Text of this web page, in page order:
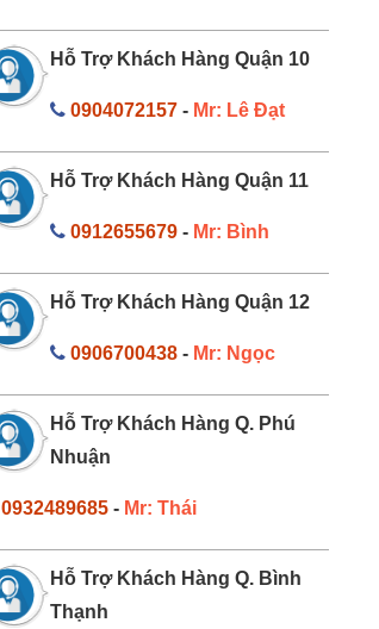
Hỗ Trợ Khách Hàng Quận 10
0904072157 - Mr: Lê Đạt
Hỗ Trợ Khách Hàng Quận 11
0912655679 - Mr: Bình
Hỗ Trợ Khách Hàng Quận 12
0906700438 - Mr: Ngọc
Hỗ Trợ Khách Hàng Q. Phú
Nhuận
0932489685- Mr: Thái
Hỗ Trợ Khách Hàng Q. Bình
Thạnh